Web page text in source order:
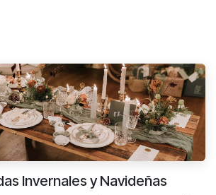
Invernales y Navideñas